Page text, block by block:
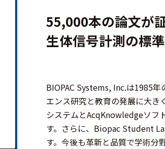
55,000本の論文が
生体信号計測の標準
BIOPAC Systems, Inc.は1985
エンス研究と教育の発展に大き
システムとAcqKnowledgeソフ
す。さらに、Biopac Student
す。今後も革新と品質で学術分